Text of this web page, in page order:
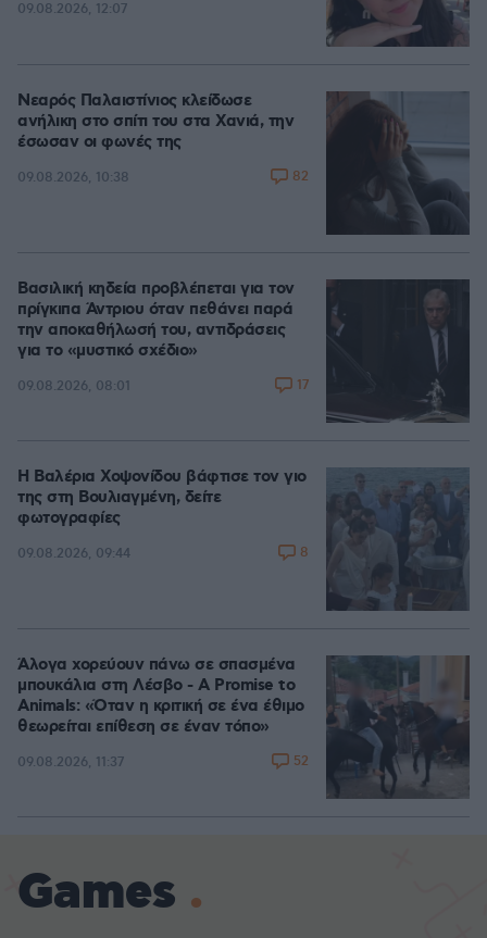
09.08.2026, 12:07
Νεαρός Παλαιστίνιος κλείδωσε
ανήλικη στο σπίτι του στα Χανιά, την
έσωσαν οι φωνές της
09.08.2026, 10:38 82
Βασιλική κηδεία προβλέπεται για τον
πρίγκιπα Άντριου όταν πεθάνει παρά
την αποκαθήλωσή του, αντιδράσεις
για το «μυστικό σχέδιο»
09.08.2026, 08:01 17
Η Βαλέρια Χοψονίδου βάφτισε τον γιο
της στη Βουλιαγμένη, δείτε
φωτογραφίες
09.08.2026, 09:44 8
Άλογα χορεύουν πάνω σε σπασμένα
μπουκάλια στη Λέσβο - A Promise to
Animals: «Όταν η κριτική σε ένα έθιμο
θεωρείται επίθεση σε έναν τόπο»
09.08.2026, 11:37 52
Games